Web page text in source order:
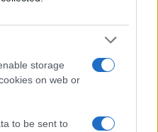
storage
on web or
to be sent to